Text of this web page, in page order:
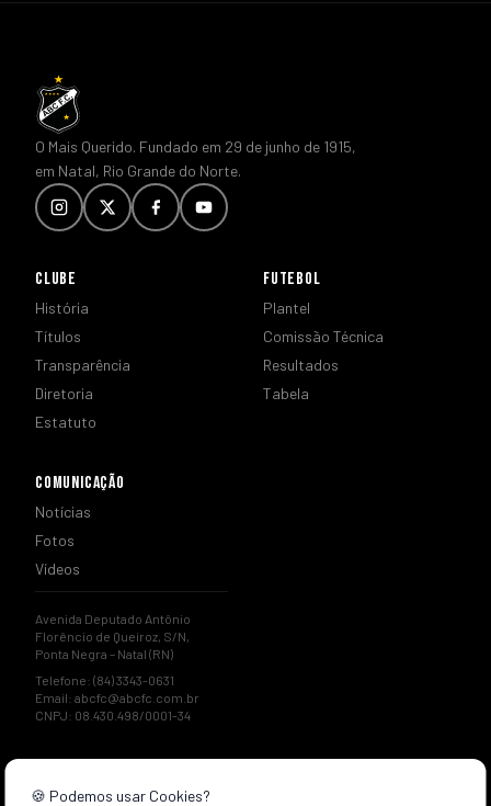
O Mais Querido. Fundado em 29 de junho de 1915,
em Natal, Rio Grande do Norte.
CLUBE
História
Títulos
Transparência
Diretoria
Estatuto
FUTEBOL
Plantel
Comissão Técnica
Resultados
Tabela
COMUNICAÇÃO
Notícias
Fotos
Vídeos
Avenida Deputado Antônio
Florêncio de Queiroz, S/N,
Ponta Negra – Natal (RN)
Telefone: (84) 3343-0631
Email: abcfc@abcfc.com.br
CNPJ: 08.430.498/0001-34
🍪 Podemos usar Cookies?